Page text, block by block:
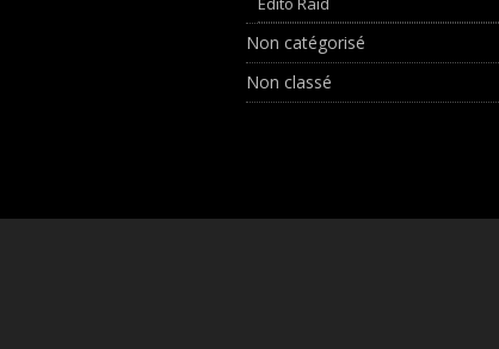
Non catégorisé
Non classé